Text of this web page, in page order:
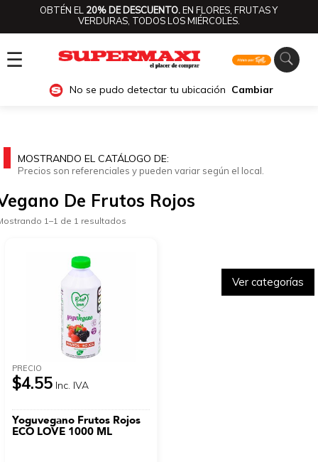
OBTÉN EL 20% DE DESCUENTO.EN FLORES, FRUTAS Y
VERDURAS, TODOS LOS MIÉRCOLES.
☰
No se pudo detectar tu ubicación Cambiar
Ver categorías
MOSTRANDO EL CATÁLOGO DE:
Precios son referenciales y pueden variar según el local.
De Frutos Rojos
1–1 de 1 resultados
PRECIO
$4.55 Inc. IVA
Yoguvegano Frutos Rojos
ECO LOVE 1000 ML